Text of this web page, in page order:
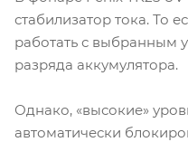
стабилизатор тока. То
работать с выбранным
разряда аккумулятора.
Однако, «высокие»
автоматически